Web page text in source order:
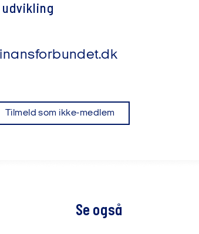
Tilmeld som ikke-medlem
Se også